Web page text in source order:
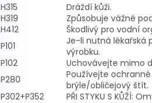
H315
Dráždí kůži.
H319
Způsobuje vážné
H412
Škodlivý pro vodní
P101
Je-li nutná lékařská
výrobku.
P102
Uchovávejte mimo
P280
Používejte
brýle/obličejový štít.
P302+P352
PŘI STYKU S KŮŽÍ: